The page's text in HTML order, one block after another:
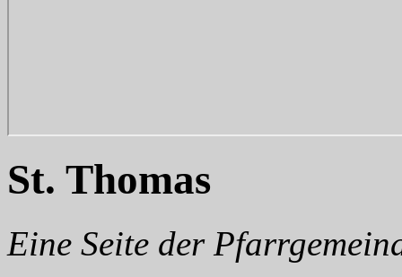
St. Thomas
Eine Seite der